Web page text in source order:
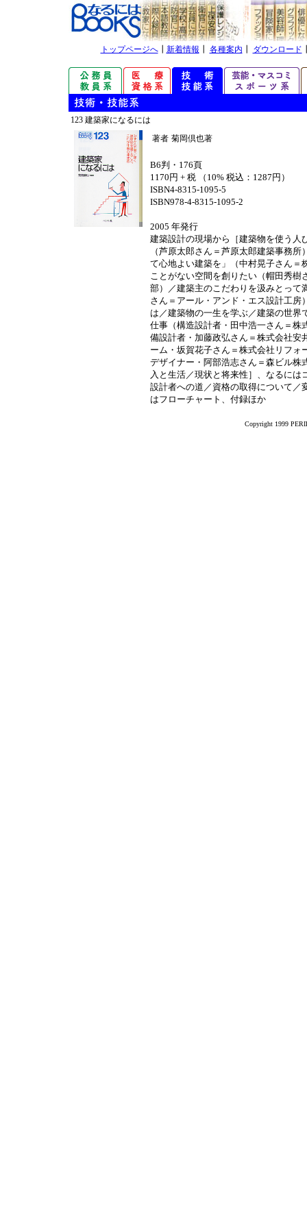
トップページへ┃ 新着情報 各種案内 ダウンロード
123 建築家になるには
著者 菊岡倶也著
B6判・176頁
1170円 + 税 （10% 税込：1287円）
ISBN4-8315-1095-5
ISBN978-4-8315-1095-2
2005 年発行
建築設計の現場から［建築物を使う人
（芦原太郎さん＝芦原太郎建築事務
て心地よい建築を」（中村晃子さん＝
ことがない空間を創りたい（帽田秀樹
部）／建築主のこだわりを汲みとって
さん＝アール・アンド・エス設計工房
は／建築物の一生を学ぶ／建築の世界
仕事（構造設計者・田中浩一さん＝株
備設計者・加藤政弘さん＝株式会社安
ーム・坂賀花子さん＝株式会社リフォ
デザイナー・阿部浩志さん＝森ビル株
入と生活／現状と将来性］、なるには
設計者への道／資格の取得について／
はフローチャート、付録ほか
Copyright 1999